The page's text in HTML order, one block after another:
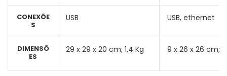
CONEXÕE
S
DIMENSÕ
ES
USB
29 x 29 x 20 cm; 1,4 Kg
USB, ethernet
9 x 26 x 26 cm;